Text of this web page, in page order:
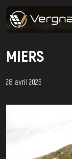
Accueil Projets
MIERS
28 avril 2026